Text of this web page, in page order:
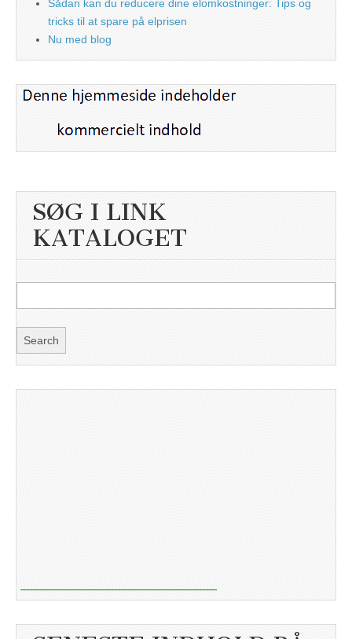
Sådan kan du reducere dine elomkostninger: Tips og
tricks til at spare på elprisen
Nu med blog
SØG I LINK
KATALOGET